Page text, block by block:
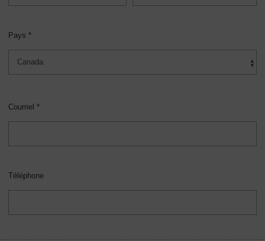
Pays *
Courriel *
Téléphone